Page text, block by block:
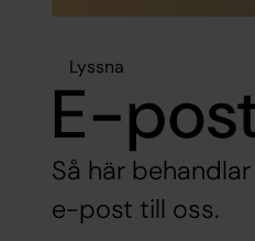
Lyssna
E-
Så här
e-post till oss.